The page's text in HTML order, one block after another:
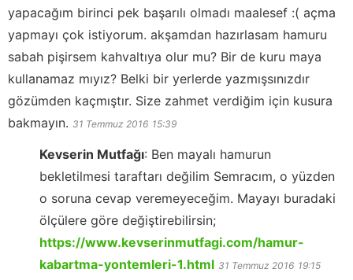
yapacağım birinci pek başarılı olmadı maalesef :( açma
yapmayı çok istiyorum. akşamdan hazırlasam hamuru
sabah pişirsem kahvaltıya olur mu? Bir de kuru maya
kullanamaz mıyız? Belki bir yerlerde yazmışsınızdır
gözümden kaçmıştır. Size zahmet verdiğim için kusura
bakmayın. 31 Temmuz 2016 15:39
Kevserin Mutfağı: Ben mayalı hamurun
bekletilmesi taraftarı değilim Semracım, o yüzden
o soruna cevap veremeyeceğim. Mayayı buradaki
ölçülere göre değiştirebilirsin;
https://www.kevserinmutfagi.com/hamur-
kabartma-yontemleri-1.html 31 Temmuz 2016 19:15